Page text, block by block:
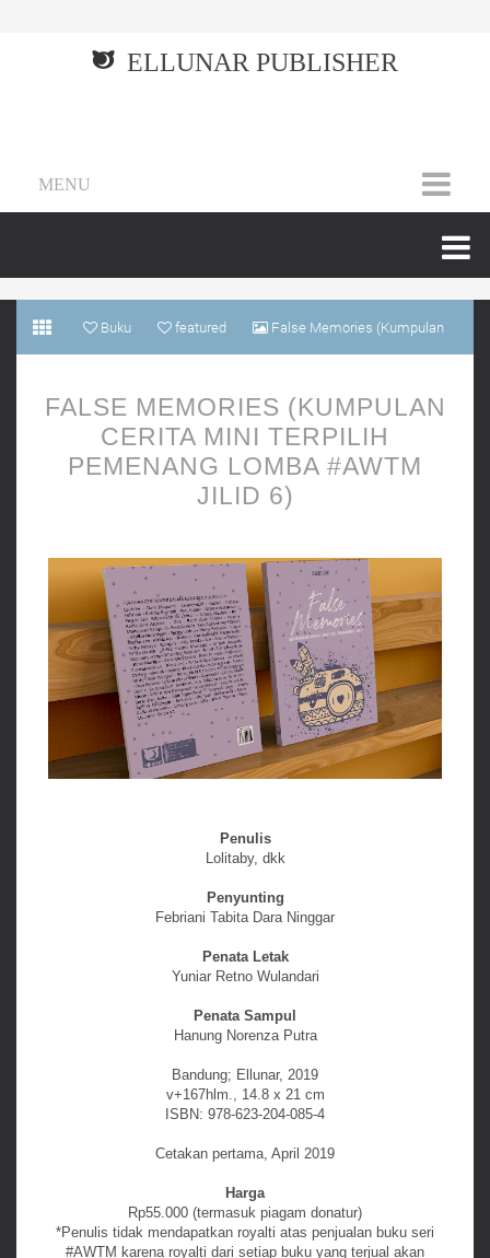
ELLUNAR PUBLISHER
MENU
Buku featured False Memories (Kumpulan
FALSE MEMORIES (KUMPULAN
CERITA MINI TERPILIH
PEMENANG LOMBA #AWTM
JILID 6)
Penulis
Lolitaby, dkk
Penyunting
Febriani Tabita Dara Ninggar
Penata Letak
Yuniar Retno Wulandari
Penata Sampul
Hanung Norenza Putra
Bandung; Ellunar, 2019
v+167hlm., 14.8 x 21 cm
ISBN: 978-623-204-085-4
Cetakan pertama, April 2019
Harga
Rp55.000 (termasuk piagam donatur)
*Penulis tidak mendapatkan royalti atas penjualan buku seri
#AWTM karena royalti dari setiap buku yang terjual akan